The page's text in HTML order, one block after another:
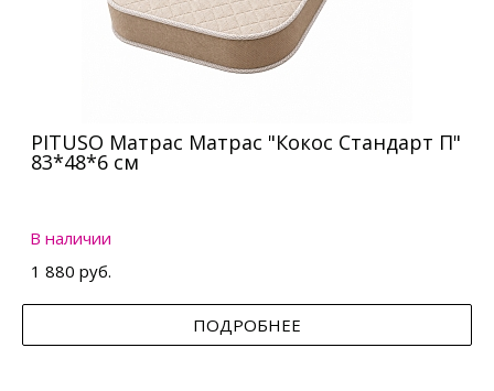
PITUSO Матрас Матрас "Кокос Стандарт П"
83*48*6 см
В наличии
1 880 руб.
ПОДРОБНЕЕ